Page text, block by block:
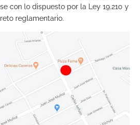
con lo dispuesto por la Ley 19.210 y
reglamentario.